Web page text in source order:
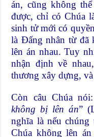
án, cũng không
được, chỉ có Chúa
sinh tử mới có
là Đấng nhân từ đã
lên án nhau. Tuy
nhận định về
thương xây dựng,
Còn câu Chúa
không bị lên án”
nghĩa là nếu
Chúa không lên